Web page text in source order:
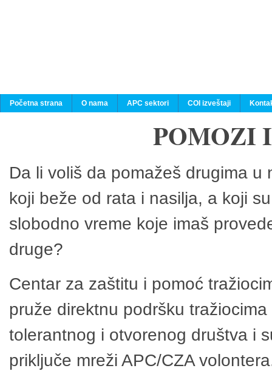
Početna strana O nama APC sektori COI izveštaji
POMOZI
Da li voliš da pomažeš drugima
koji beže od rata i nasilja, a koji
slobodno vreme koje imaš
druge?
Centar za zaštitu i pomoć
pruže direktnu podršku
tolerantnog i otvorenog društva i
priključe mreži APC/CZA